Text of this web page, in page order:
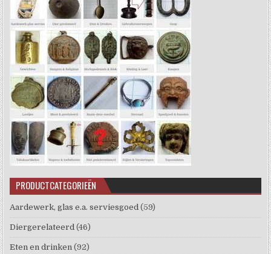
PRODUCTCATEGORIEËN
Aardewerk, glas e.a. serviesgoed (59)
Diergerelateerd (46)
Eten en drinken (92)